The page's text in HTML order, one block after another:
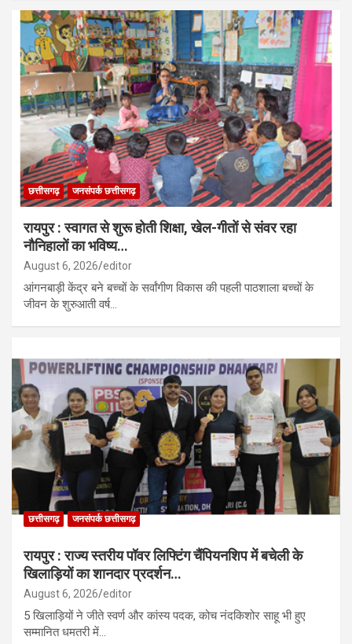
छत्तीसगढ़ जनसंपर्क छत्तीसगढ़
रायपुर : स्वागत से शुरू होती शिक्षा, खेल-गीतों से संवर रहा
नौनिहालों का भविष्य…
August 6, 2026 editor
आंगनबाड़ी केंद्र बने बच्चों के सर्वांगीण विकास की पहली पाठशाला बच्चों के
जीवन के शुरुआती वर्ष…
छत्तीसगढ़ जनसंपर्क छत्तीसगढ़
रायपुर : राज्य स्तरीय पॉवर लिफ्टिंग चैंपियनशिप में बचेली के
खिलाड़ियों का शानदार प्रदर्शन…
August 6, 2026 editor
5 खिलाड़ियों ने जीते स्वर्ण और कांस्य पदक, कोच नंदकिशोर साहू भी हुए
सम्मानित धमतरी में…